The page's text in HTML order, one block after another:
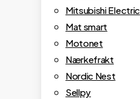
Mitsubishi Electric
Mat smart
Motonet
Nærkefrakt
Nordic Nest
Sellpy